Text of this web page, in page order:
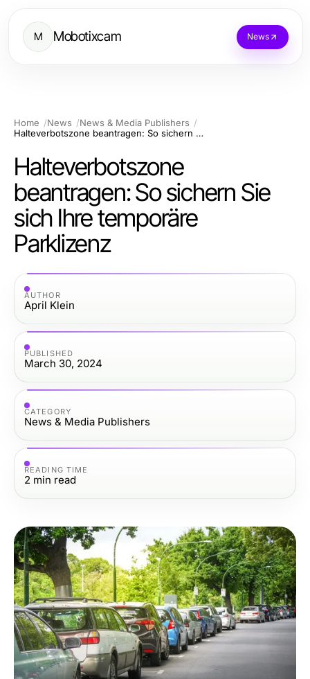
M Mobotixcam News
Home News
News & Media Publishers
Halteverbotszone beantragen: So sichern Sie sich Ihre temporäre Parklizenz
Halteverbotszone
beantragen: So sichern Sie
sich Ihre temporäre
Parklizenz
AUTHOR
April Klein
PUBLISHED
March 30, 2024
CATEGORY
News & Media Publishers
READING TIME
2 min read